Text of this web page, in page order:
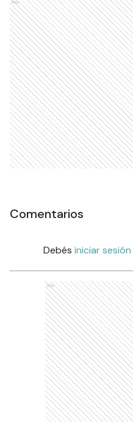
Ads
Comentarios
Debés iniciar sesión
Ads